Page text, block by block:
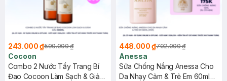
243.000 ₫590.000 ₫
Cocoon
Combo 2 Nước Tẩy Trang Bí
Đao Cocoon Làm Sạch & Giảm
448.000 ₫702.000 ₫
Anessa
Sữa Chống Nắng Anessa Cho
Da Nhạy Cảm & Trẻ Em 60ml